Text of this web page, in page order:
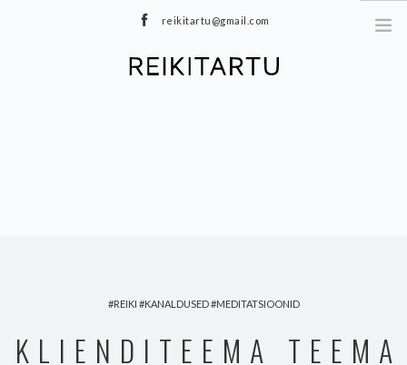
reikitartu@gmail.com
REIKI KANALDUSED MEDITATSIOONID
KLIENDITEEMA TEEMA